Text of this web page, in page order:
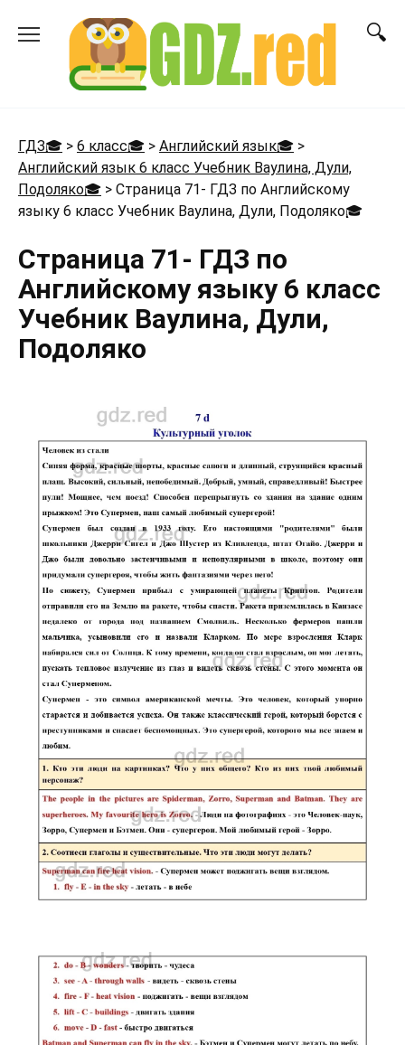
ГДЗ🎓 > 6 класс🎓 > Английский язык🎓 >
Английский язык 6 класс Учебник Ваулина, Дули,
Подоляко🎓 > Страница 71- ГДЗ по Английскому
языку 6 класс Учебник Ваулина, Дули, Подоляко🎓
Страница 71- ГДЗ по
Английскому языку 6 класс
Учебник Ваулина, Дули,
Подоляко